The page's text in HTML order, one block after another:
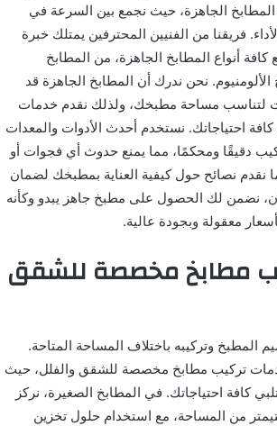
الجاهزة، حيث نجمع بين السرعة في
فريقنا من الفنيين المحترفين يمتلك خبرة
أنواع المطابخ الجاهزة، من المطابخ
نحن ندرك أن المطابخ الجاهزة قد
لتناسب مساحة مطبخك، ولذلك نقدم خدمات
احتياجاتك. نستخدم أحدث الأدوات والمعدات
دقيقًا ومحكمًا، مما يمنع حدوث أي فجوات أو
نقدم نصائح حول كيفية العناية بمطبخك لضمان
نضمن لك الحصول على مطبخ جاهز يبدو وكأنه
معقولة وبجودة عالية.
مطابخ مخصصة للشقق
المطبخ وتركيبه باختلاف المساحة المتاحة.
تركيب مطابخ مخصصة للشقق والفلل، حيث
كافة احتياجاتك. في المطابخ الصغيرة، نركز
من المساحة، مع استخدام حلول تخزين